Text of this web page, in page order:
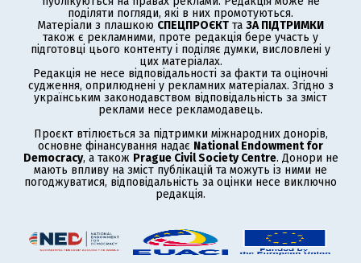
поділяти погляди, які в них промотуються.
Матеріали з плашкою СПЕЦПРОЄКТ та ЗА ПІДТРИМКИ
також є рекламними, проте редакція бере участь у
підготовці цього контенту і поділяє думки, висловлені у
цих матеріалах.
Редакція не несе відповідальності за факти та оціночні
судження, оприлюднені у рекламних матеріалах. Згідно з
українським законодавством відповідальність за зміст
реклами несе рекламодавець.
Проєкт втілюється за підтримки міжнародних донорів,
основне фінансування надає National Endowment for
Democracy, а також Prague Civil Society Centre. Донори не
мають впливу на зміст публікацій та можуть із ними не
погоджуватися, відповідальність за оцінки несе виключно
редакція.